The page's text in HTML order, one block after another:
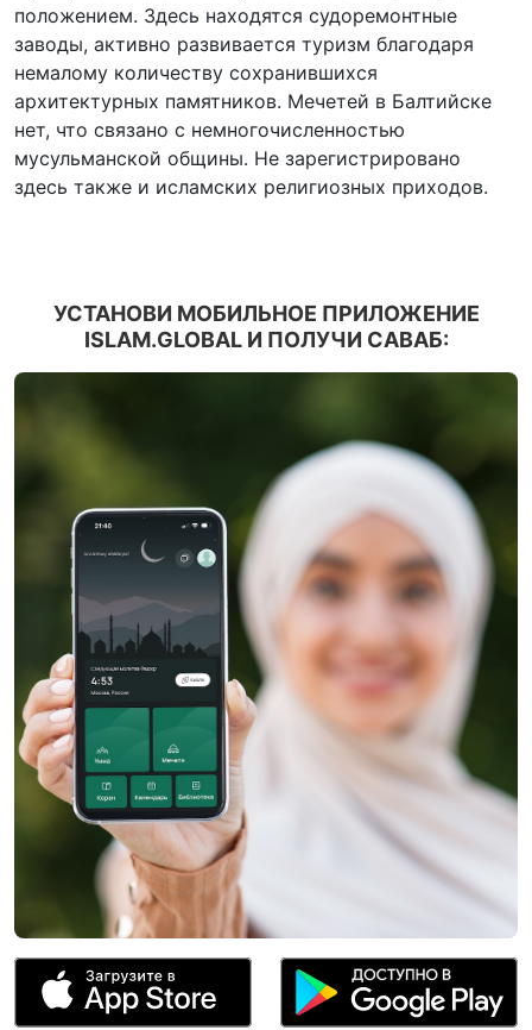
положением. Здесь находятся судоремонтные
заводы, активно развивается туризм благодаря
немалому количеству сохранившихся
архитектурных памятников. Мечетей в Балтийске
нет, что связано с немногочисленностью
мусульманской общины. Не зарегистрировано
здесь также и исламских религиозных приходов.
УСТАНОВИ МОБИЛЬНОЕ ПРИЛОЖЕНИЕ
ISLAM.GLOBAL И ПОЛУЧИ САВАБ: